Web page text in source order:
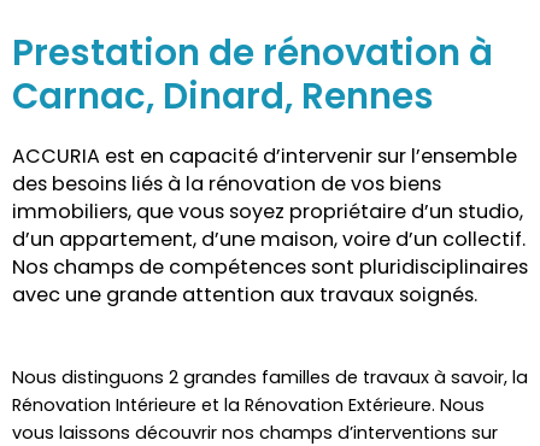
Prestation de rénovation à
Carnac, Dinard, Rennes
ACCURIA est en capacité d’intervenir sur l’ensemble
des besoins liés à la rénovation de vos biens
immobiliers, que vous soyez propriétaire d’un studio,
d’un appartement, d’une maison, voire d’un collectif.
Nos champs de compétences sont pluridisciplinaires
avec une grande attention aux travaux soignés.
Nous distinguons 2 grandes familles de travaux à savoir, la
Rénovation Intérieure et la Rénovation Extérieure. Nous
vous laissons découvrir nos champs d’interventions sur